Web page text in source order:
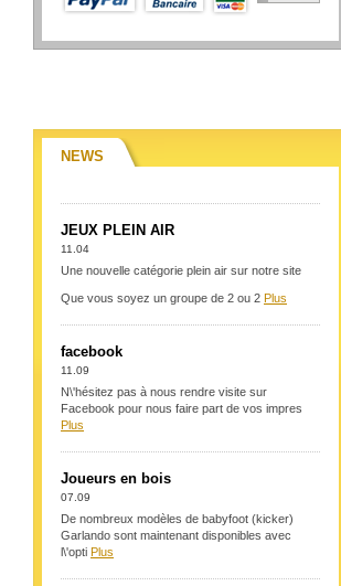
NEWS
JEUX PLEIN AIR
11.04
Une nouvelle catégorie plein air sur notre site
Que vous soyez un groupe de 2 ou 2 Plus
facebook
11.09
N\'hésitez pas à nous rendre visite sur
Facebook pour nous faire part de vos impres
Plus
Joueurs en bois
07.09
De nombreux modèles de babyfoot (kicker)
Garlando sont maintenant disponibles avec
l\'opti Plus